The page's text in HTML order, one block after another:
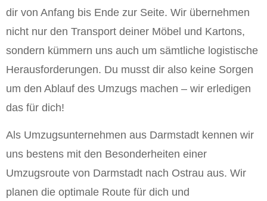
dir von Anfang bis Ende zur Seite. Wir übernehmen
nicht nur den Transport deiner Möbel und Kartons,
sondern kümmern uns auch um sämtliche logistische
Herausforderungen. Du musst dir also keine Sorgen
um den Ablauf des Umzugs machen – wir erledigen
das für dich!
Als Umzugsunternehmen aus Darmstadt kennen wir
uns bestens mit den Besonderheiten einer
Umzugsroute von Darmstadt nach Ostrau aus. Wir
planen die optimale Route für dich und